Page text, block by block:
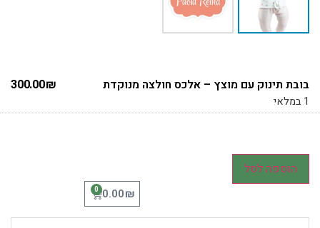
בובת תינוק עם מוצץ – אלכס חולצה מנוקדת 300.00₪
1 במלאי
הוספה לסל
0.00₪
0